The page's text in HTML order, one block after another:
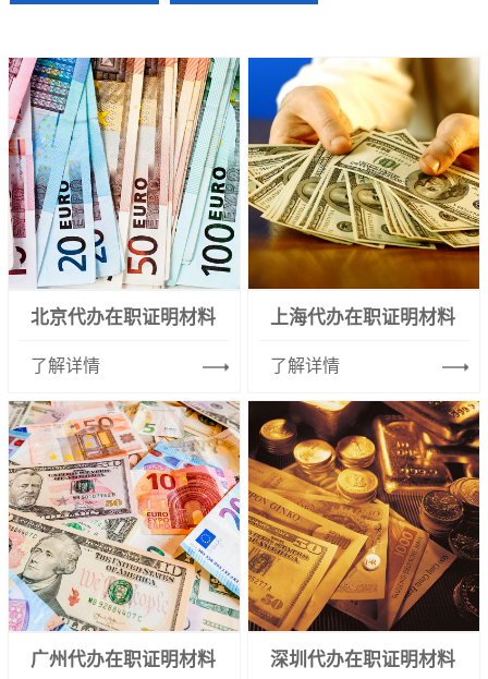
北京代办在职证明材料
了解详情
上海代办在职证明材料
了解详情
广州代办在职证明材料 深圳代办在职证明材料